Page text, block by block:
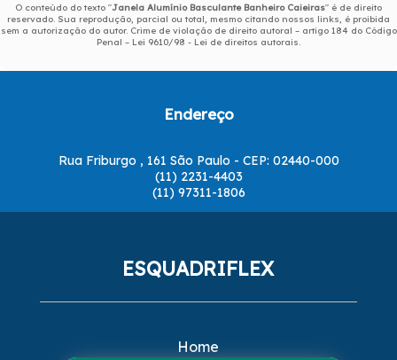
O conteúdo do texto "Janela Alumínio Basculante Banheiro Caieiras" é de direito
reservado. Sua reprodução, parcial ou total, mesmo citando nossos links, é proibida
sem a autorização do autor. Crime de violação de direito autoral – artigo 184 do Código
Penal – Lei 9610/98 - Lei de direitos autorais
Endereço
Rua Friburgo , 161 São Paulo - CEP: 02440-000
(11) 2231-4403
(11) 97311-1806
ESQUADRIFLEX
Home